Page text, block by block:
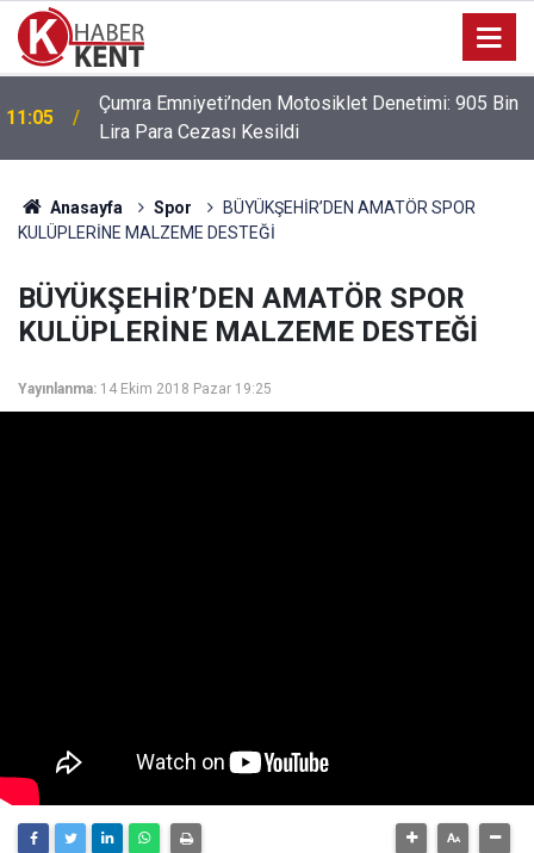
10:38
Park Halindeki Aracın Camını Kırarak Para ve
Altınları Çalan Şüpheliler Yakalandı
Anasayfa Spor
BÜYÜKŞEHİR’DEN AMATÖR SPOR
KULÜPLERİNE MALZEME DESTEĞİ
BÜYÜKŞEHİR’DEN AMATÖR SPOR
KULÜPLERİNE MALZEME DESTEĞİ
Yayınlanma: 14 Ekim 2018 Pazar 19:25